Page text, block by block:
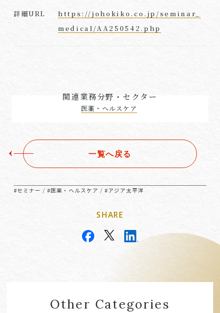
詳細URL
https://johokiko.co.jp/seminar_
medical/AA250542.php
関連業務分野・セクター
医薬・ヘルスケア
一覧へ戻る
#セミナー /#医薬・ヘルスケア /#アジア太平洋
SHARE
Other Categories